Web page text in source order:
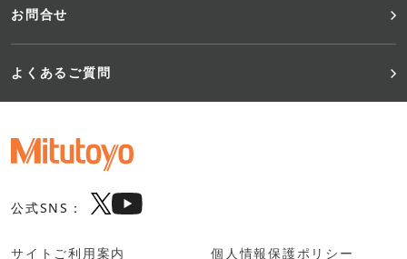
お問合せ
よくあるご質問
公式SNS：
サイトご利用案内 個人情報保護ポリシー